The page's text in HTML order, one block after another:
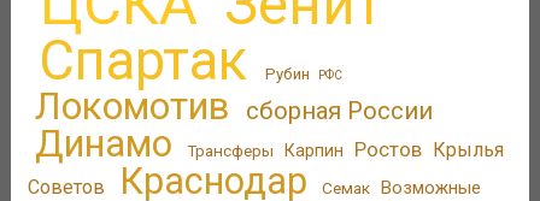
Спартак Рубин РФС
Локомотив сборная России
Динамо Трансферы Карпин Ростов Крылья
Советов
Краснодар Семак Возможные